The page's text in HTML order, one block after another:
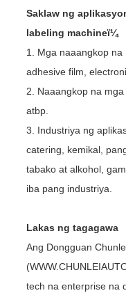
Saklaw ng
labeling machineï¼
1. Mga naaangkop
adhesive film,
2. Naaangkop na
atbp.
3. Industriya ng
catering, kemikal,
tabako at alkohol,
iba pang industriya.
Lakas ng tagagawa
Ang Dongguan
tech na enterprise na